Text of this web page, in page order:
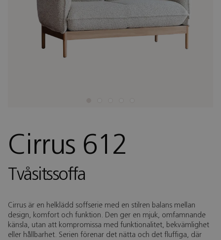
Cirrus 612
Tvåsitssoffa
Cirrus är en helklädd soffserie med en stilren balans mellan
design, komfort och funktion. Den ger en mjuk, omfamnande
känsla, utan att kompromissa med funktionalitet, bekvämlighet
eller hållbarhet. Serien förenar det nätta och det fluffiga, där